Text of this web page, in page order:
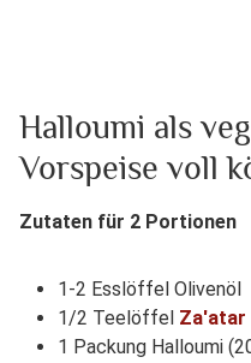
Halloumi als
Vorspeise voll
Zutaten für 2 Portionen
1-2 Esslöffel Olivenöl
1/2 Teelöffel Za'atar
1 Packung Halloumi